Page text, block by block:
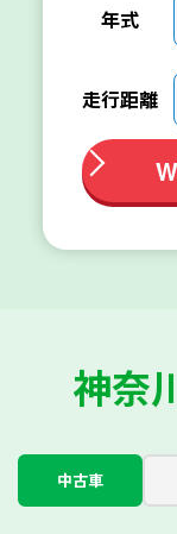
年式
走行距離
神奈
中古車